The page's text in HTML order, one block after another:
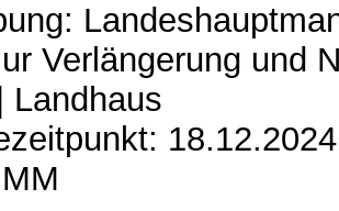
Verlängerung und
Landhaus
18.12.2024